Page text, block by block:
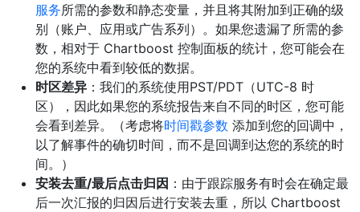
服务所需的参数和静态变量，并且将其附加到正确的级
别（账户、应用或广告系列）。如果您遗漏了所需的参
数，相对于 Chartboost 控制面板的统计，您可能会在
您的系统中看到较低的数据。
时区差异 ：我们的系统使用PST/PDT（UTC-8 时
区），因此如果您的系统报告来自不同的时区，您可能
会看到差异。（考虑将时间戳参数 添加到您的回调中，
以了解事件的确切时间，而不是回调到达您的系统的时
间。）
安装去重/最后点击归因 ：由于跟踪服务有时会在确定最
后一次汇报的归因后进行安装去重，所以 Chartboost